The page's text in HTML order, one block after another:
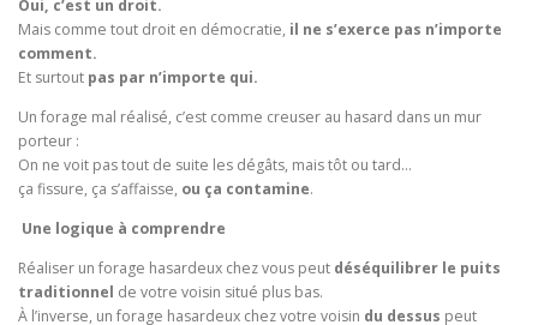
Oui, c’est un droit.
Mais comme tout droit en démocratie, il ne s’exerce pas n’importe
comment.
Et surtout pas par n’importe qui.
Un forage mal réalisé, c’est comme creuser au hasard dans un mur
porteur :
On ne voit pas tout de suite les dégâts, mais tôt ou tard…
ça fissure, ça s’affaisse, ou ça contamine.
Une logique à comprendre
Réaliser un forage hasardeux chez vous peut déséquilibrer le puits
traditionnel de votre voisin situé plus bas.
À l’inverse, un forage hasardeux chez votre voisin du dessus peut